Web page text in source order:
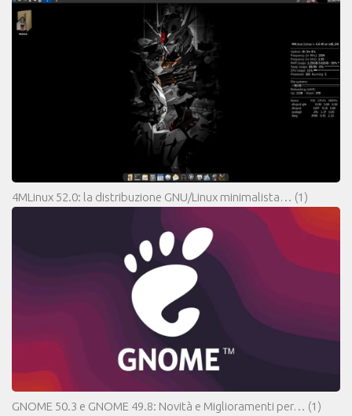
4MLinux 52.0: la distribuzione GNU/Linux minimalista… (1)
GNOME 50.3 e GNOME 49.8: Novità e Miglioramenti per… (1)